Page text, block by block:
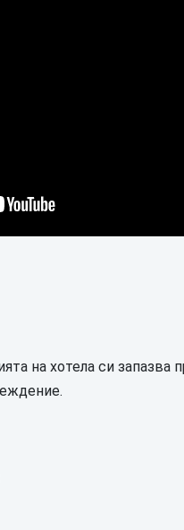
на хотела си запазва